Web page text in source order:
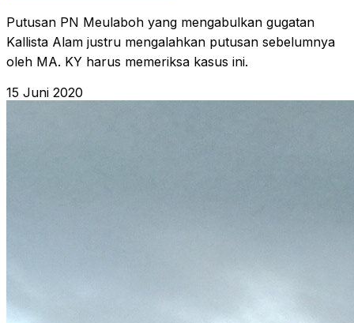
Putusan PN Meulaboh yang mengabulkan gugatan
Kallista Alam justru mengalahkan putusan sebelumnya
oleh MA. KY harus memeriksa kasus ini.
15 Juni 2020